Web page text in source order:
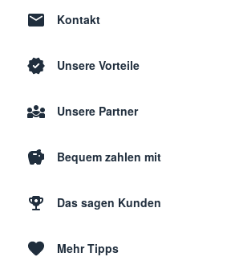
Kontakt
Unsere Vorteile
Unsere Partner
Bequem zahlen mit
Das sagen Kunden
Mehr Tipps